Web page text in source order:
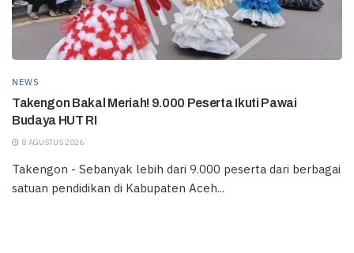
NEWS
Takengon Bakal Meriah! 9.000 Peserta Ikuti Pawai
Budaya HUT RI
8 AGUSTUS 2026
Takengon - Sebanyak lebih dari 9.000 peserta dari berbagai
satuan pendidikan di Kabupaten Aceh...